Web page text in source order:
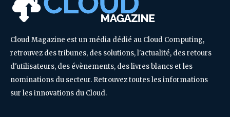
Cloud Magazine est un média dédié au Cloud Computing,
retrouvez des tribunes, des solutions, l'actualité, des retours
d'utilisateurs, des évènements, des livres blancs et les
nominations du secteur. Retrouvez toutes les informations
sur les innovations du Cloud.